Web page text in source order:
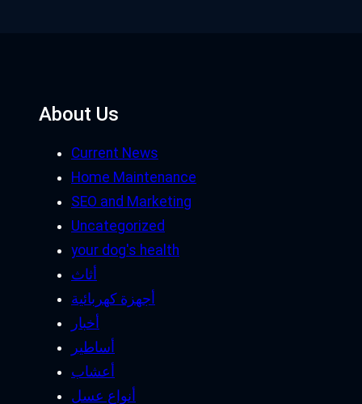
About Us
Current News
Home Maintenance
SEO and Marketing
Uncategorized
your dog's health
أثاث
أجهزة كهربائية
أخبار
أساطير
أعشاب
أنواع عسل